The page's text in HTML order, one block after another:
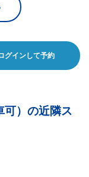
グインして予約
可）の近隣ス